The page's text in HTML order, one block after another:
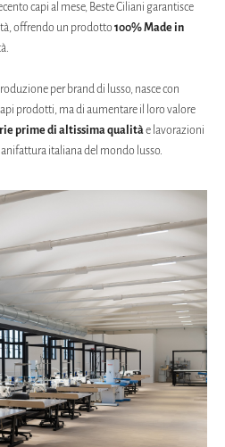
capi al mese, Beste Ciliani garantisce
offrendo un prodotto100% Made in
per brand di lusso, nasce con
prodotti, ma di aumentare il loro valore
prime di altissima qualitàe lavorazioni
italiana del mondo lusso.